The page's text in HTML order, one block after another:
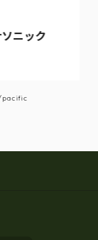
ニック
pacific